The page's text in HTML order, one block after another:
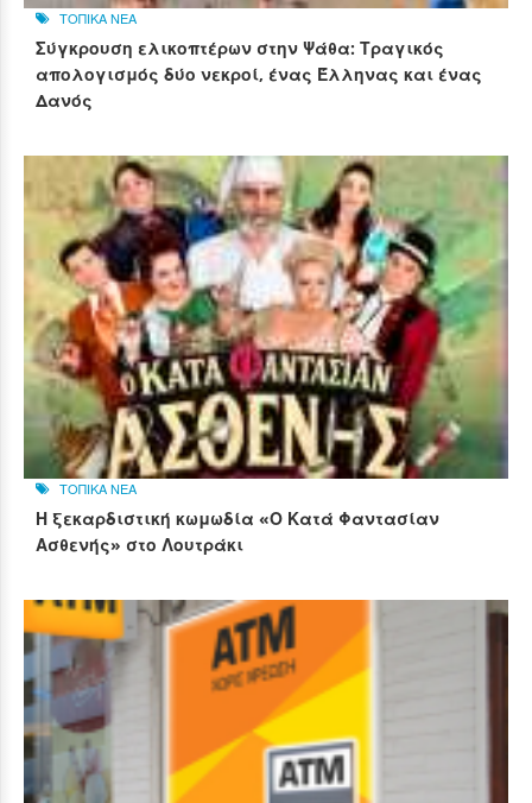
ΤΟΠΙΚΑ ΝΕΑ
Σύγκρουση ελικοπτέρων στην Ψάθα: Τραγικός
απολογισμός δύο νεκροί, ένας Έλληνας και ένας
Δανός
ΤΟΠΙΚΑ ΝΕΑ
Η ξεκαρδιστική κωμωδία «Ο Κατά Φαντασίαν
Ασθενής» στο Λουτράκι